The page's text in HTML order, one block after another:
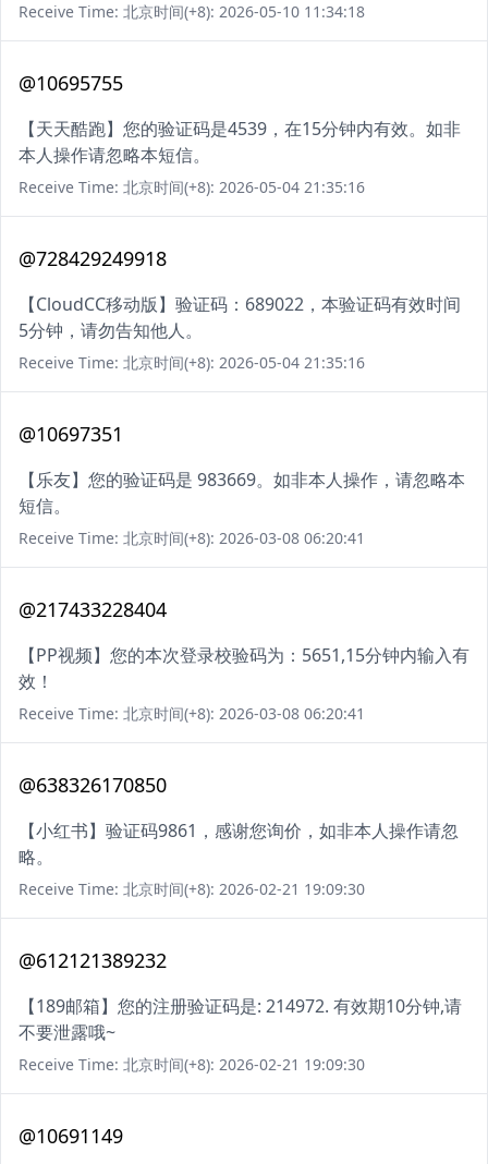
Receive Time: 北京时间(+8): 2026-05-10 11:34:18
@10695755
【天天酷跑】您的验证码是4539，在15分钟内有效。如非
本人操作请忽略本短信。
Receive Time: 北京时间(+8): 2026-05-04 21:35:16
@728429249918
【CloudCC移动版】验证码：689022，本验证码有效时间
5分钟，请勿告知他人。
Receive Time: 北京时间(+8): 2026-05-04 21:35:16
@10697351
【乐友】您的验证码是 983669。如非本人操作，请忽略本
短信。
Receive Time: 北京时间(+8): 2026-03-08 06:20:41
@217433228404
【PP视频】您的本次登录校验码为：5651,15分钟内输入有
效！
Receive Time: 北京时间(+8): 2026-03-08 06:20:41
@638326170850
【小红书】验证码9861，感谢您询价，如非本人操作请忽
略。
Receive Time: 北京时间(+8): 2026-02-21 19:09:30
@612121389232
【189邮箱】您的注册验证码是: 214972. 有效期10分钟,请
不要泄露哦~
Receive Time: 北京时间(+8): 2026-02-21 19:09:30
@10691149